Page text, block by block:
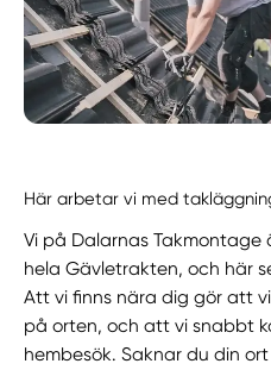
Här arbetar vi med
Vi på Dalarnas
hela Gävletrakten, och här
Att vi finns nära dig gör att
på orten, och att vi snabbt
hembesök. Saknar du din